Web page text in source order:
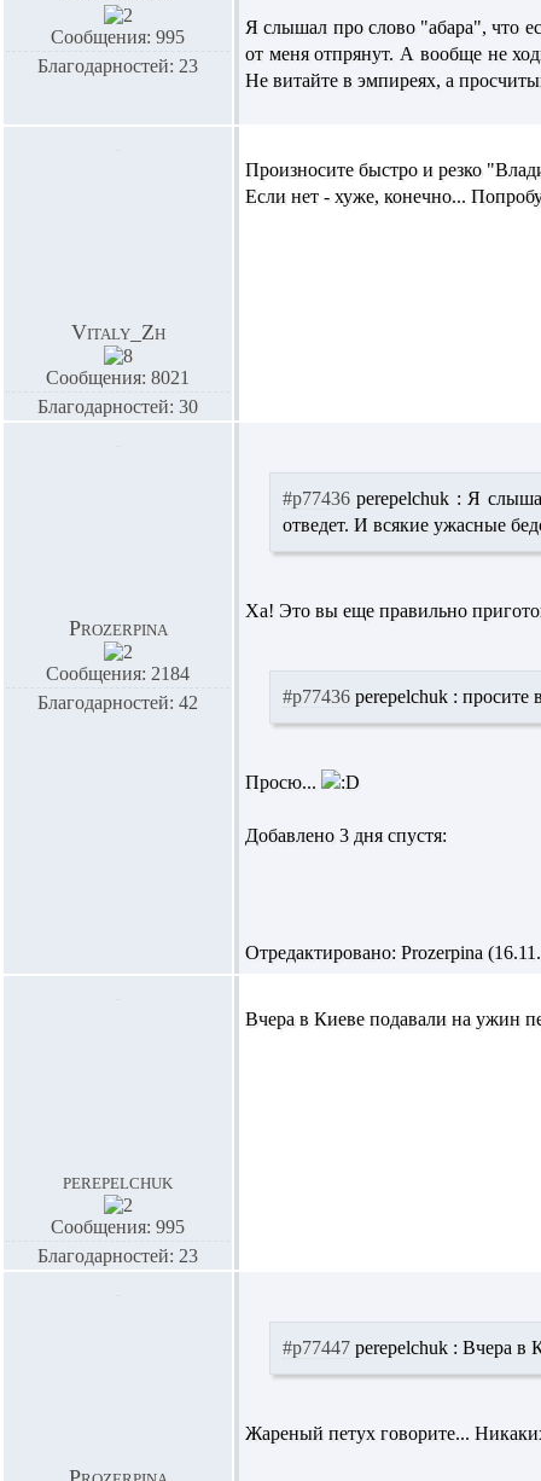
Сообщения: 995
Благодарностей: 23
Я слышал про слово "абара", что
от меня отпрянут. А вообще не
Не витайте в эмпиреях, а
Vitaly_Zh
Сообщения: 8021
Благодарностей: 30
Произносите быстро и резко
Если нет - хуже, конечно...
Prozerpina
Сообщения: 2184
Благодарностей: 42
#p77436 perepelchuk : Я
отведет. И всякие ужасные
Ха! Это вы еще правильно
#p77436 perepelchuk : просите
Просю...
Добавлено 3 дня спустя:
Отредактировано: Prozerpina
perepelchuk
Сообщения: 995
Благодарностей: 23
Вчера в Киеве подавали на ужин
#p77447 perepelchuk : Вчера в
Жареный петух говорите...